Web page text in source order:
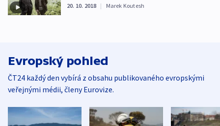
20. 10. 2018 | Marek Koutesh
Evropský pohled
ČT24 každý den vybírá z obsahu publikovaného evropskými
veřejnými médii, členy Eurovize.